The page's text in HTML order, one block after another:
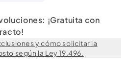
¡Gratuita con
y cómo solicitar la
según la Ley 19.496.